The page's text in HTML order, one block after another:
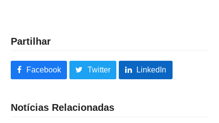
Partilhar
Facebook Twitter LinkedIn
Notícias Relacionadas